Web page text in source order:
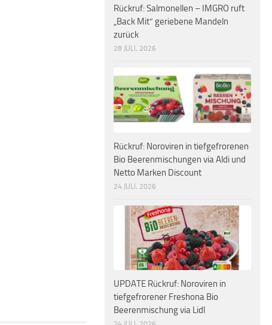
Rückruf: Salmonellen – IMGRO ruft
„Back Mit“ geriebene Mandeln
zurück
28 JULI, 2026
Rückruf: Noroviren in tiefgefrorenen
Bio Beerenmischungen via Aldi und
Netto Marken Discount
24 JULI, 2026
UPDATE Rückruf: Noroviren in
tiefgefrorener Freshona Bio
Beerenmischung via Lidl